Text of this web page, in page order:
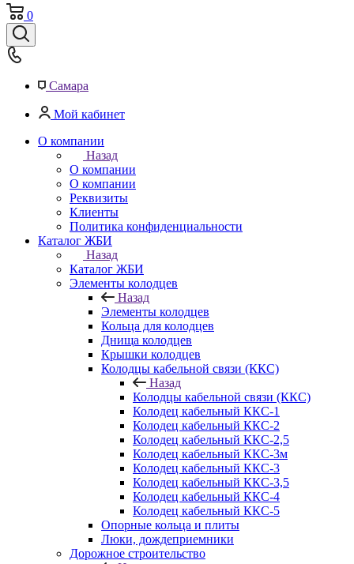
0
Самара
Мой кабинет
О компании
Назад
О компании
О компании
Реквизиты
Клиенты
Политика конфиденциальности
Каталог ЖБИ
Назад
Каталог ЖБИ
Элементы колодцев
Назад
Элементы колодцев
Кольца для колодцев
Днища колодцев
Крышки колодцев
Колодцы кабельной связи (ККС)
Назад
Колодцы кабельной связи (ККС)
Колодец кабельный ККС-1
Колодец кабельный ККС-2
Колодец кабельный ККС-2,5
Колодец кабельный ККС-3м
Колодец кабельный ККС-3
Колодец кабельный ККС-3,5
Колодец кабельный ККС-4
Колодец кабельный ККС-5
Опорные кольца и плиты
Люки, дождеприемники
Дорожное строительство